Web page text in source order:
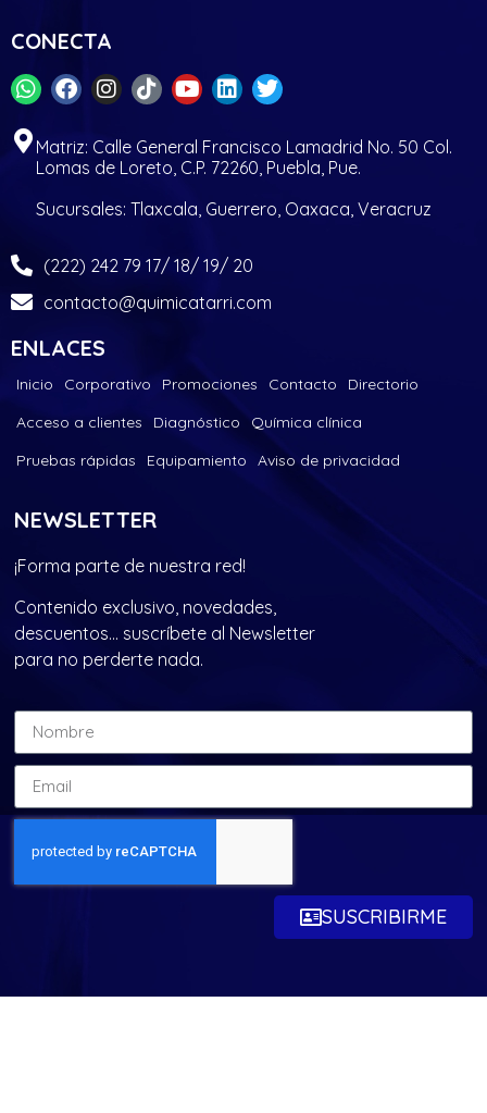
CONECTA
Matriz: Calle General Francisco Lamadrid No. 50 Col.
Lomas de Loreto, C.P. 72260, Puebla, Pue.
Sucursales: Tlaxcala, Guerrero, Oaxaca, Veracruz
(222) 242 79 17/ 18/ 19/ 20
contacto@quimicatarri.com
ENLACES
Inicio Corporativo Promociones Contacto
Directorio
Acceso a clientes
Diagnóstico
Química clínica
Pruebas rápidas
Equipamiento Aviso de privacidad
NEWSLETTER
¡Forma parte de nuestra red!
Contenido exclusivo, novedades,
descuentos… suscríbete al Newsletter
para no perderte nada.
SUSCRIBIRME